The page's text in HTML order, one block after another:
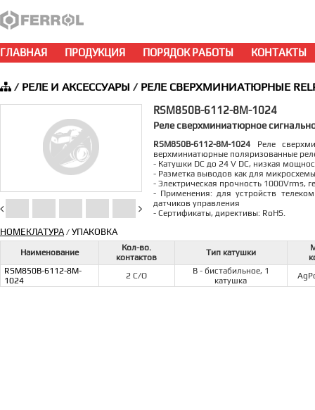
ГЛАВНАЯ ПРОДУКЦИЯ ПОРЯДОК РАБОТЫ КОНТАКТЫ
/ РЕЛЕ И АКСЕССУАРЫ / РЕЛЕ СВЕРХМИНИАТЮРНЫЕ
RSM850B-6112-8M-1024
Реле сверхминиатюрное
RSM850B-6112-8M-1024 Реле
верхминиатюрные поляризованные
- Катушки DC до 24 V DC, низкая
- Разметка выводов как для
- Электрическая прочность 1000Vrms,
- Применения: для устройств
датчиков управления
- Сертификаты, директивы: RoHS.
НОМЕКЛАТУРА/ УПАКОВКА
Наименование
Кол-во.
контактов
Тип катушки
RSM850B-6112-8M-
1024
2 С/О
В - бистабильное, 1
катушка